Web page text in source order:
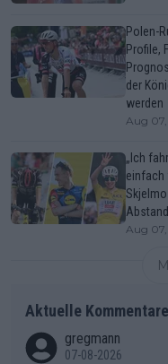
Polen-
Profile,
der
werden
Aug 07,
„Ich
einfach
Aug 07,
Aktuelle Kommentare
gregmann
07-08-2026